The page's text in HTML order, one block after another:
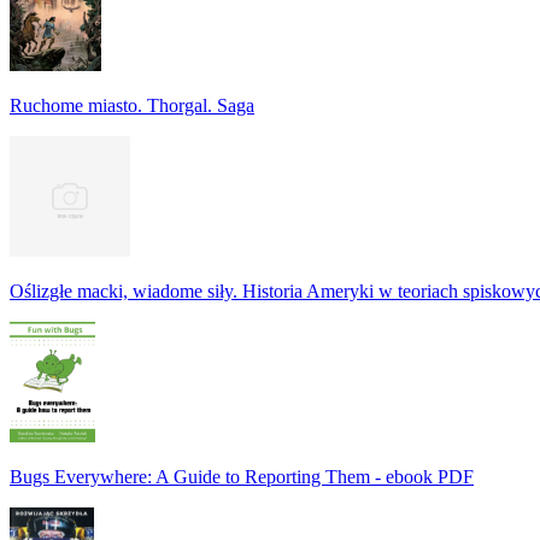
Ruchome miasto. Thorgal. Saga
Oślizgłe macki, wiadome siły. Historia Ameryki w teoriach
Bugs Everywhere: A Guide to Reporting Them - ebook PDF